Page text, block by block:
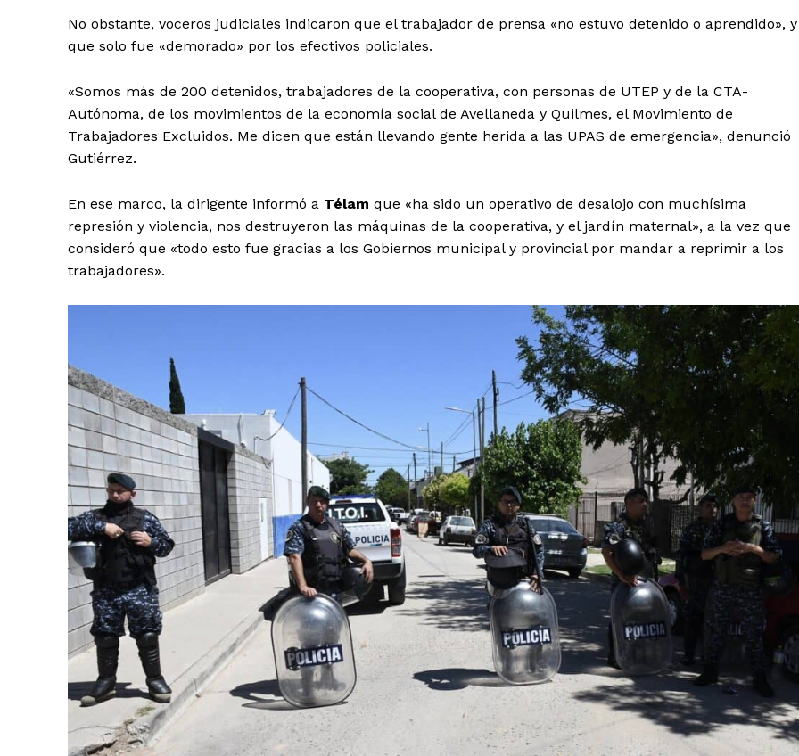
No obstante, voceros judiciales indicaron que el trabajador de prensa «no estuvo detenido o aprendido», y
que solo fue «demorado» por los efectivos policiales.
«Somos más de 200 detenidos, trabajadores de la cooperativa, con personas de UTEP y de la CTA-
Autónoma, de los movimientos de la economía social de Avellaneda y Quilmes, el Movimiento de
Trabajadores Excluidos. Me dicen que están llevando gente herida a las UPAS de emergencia», denunció
Gutiérrez.
En ese marco, la dirigente informó a Télam que «ha sido un operativo de desalojo con muchísima
represión y violencia, nos destruyeron las máquinas de la cooperativa, y el jardín maternal», a la vez que
consideró que «todo esto fue gracias a los Gobiernos municipal y provincial por mandar a reprimir a los
trabajadores».